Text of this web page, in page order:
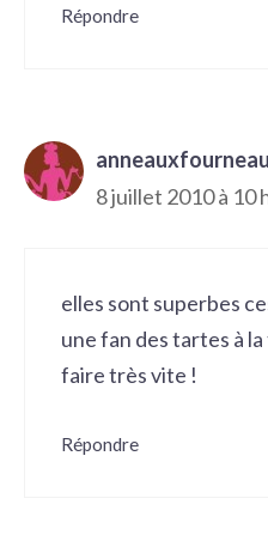
Répondre
8 juillet 2010 à 10
elles sont superbes
une fan des tartes à
faire très vite !
Répondre